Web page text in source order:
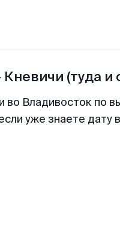
Кневичи (туда и
во Владивосток по
уже знаете дату